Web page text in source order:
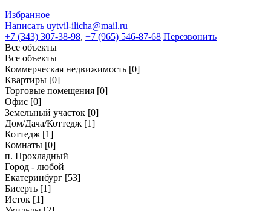
Избранное
Написать uytvil-ilicha@mail.ru
+7 (343) 307-38-98, +7 (965) 546-87-68 Перезвонить
Все объекты
Все объекты
Коммерческая недвижимость [0]
Квартиры [0]
Торговые помещения [0]
Офис [0]
Земельный участок [0]
Дом/Дача/Коттедж [1]
Коттедж [1]
Комнаты [0]
п. Прохладный
Город - любой
Екатеринбург [53]
Бисерть [1]
Исток [1]